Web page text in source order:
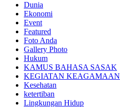
Dunia
Ekonomi
Event
Featured
Foto Anda
Gallery Photo
Hukum
KAMUS BAHASA SASAK
KEGIATAN KEAGAMAAN
Kesehatan
ketertiban
Lingkungan Hidup